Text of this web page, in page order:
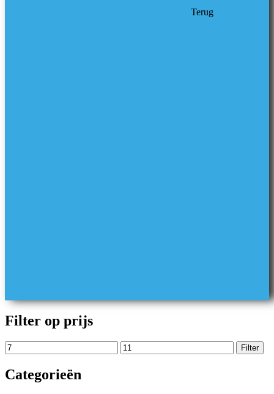
Terug
Filter op prijs
Min.
prijs
Max.
prijs
Filter
Categorieën